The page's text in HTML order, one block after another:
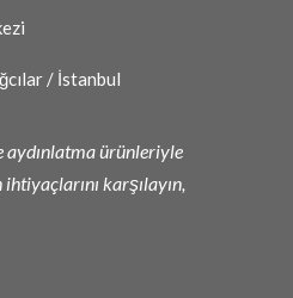
/ İstanbul
aydınlatma ürünleriyle
karşılayın,